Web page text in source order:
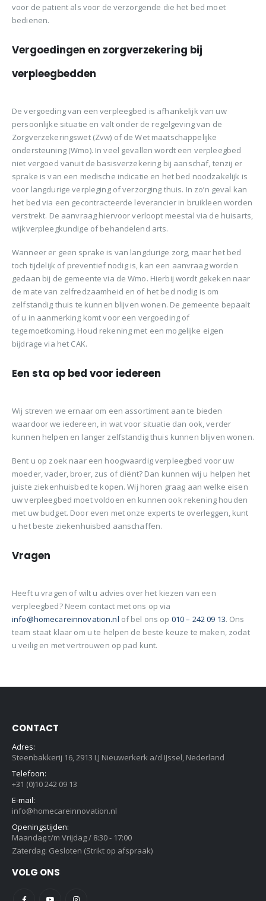
voor de patiënt als voor de verzorgende die het bed moet
bedienen.
Vergoedingen en zorgverzekering bij
verpleegbedden
De vergoeding van een verpleegbed is afhankelijk van uw
persoonlijke situatie en valt onder de regelgeving van de
Zorgverzekeringswet (Zvw) of de Wet maatschappelijke
ondersteuning (Wmo). In veel gevallen wordt een verpleegbed
niet vergoed vanuit de basisverzekering bij aanschaf, tenzij er
sprake is van een medische indicatie en het bed noodzakelijk is
voor langdurige verpleging of verzorging thuis. In zo’n geval kan
het bed via een gecontracteerde leverancier in bruikleen worden
verstrekt. De aanvraag hiervoor verloopt meestal via de huisarts,
wijkverpleegkundige of behandelend arts.
Wanneer er geen sprake is van langdurige zorg, maar het bed
toch tijdelijk of preventief nodig is, kan een aanvraag worden
gedaan bij de gemeente via de Wmo. Hierbij wordt gekeken naar
de mate van zelfredzaamheid en of het bed nodig is om
zelfstandig thuis te kunnen blijven wonen. De gemeente bepaalt
of u in aanmerking komt voor een vergoeding of
tegemoetkoming. Houd rekening met een mogelijke eigen
bijdrage via het CAK.
Een sta op bed voor iedereen
Wij streven we ernaar om een assortiment aan te bieden
waardoor we iedereen, in wat voor situatie dan ook, verder
kunnen helpen en langer zelfstandig thuis kunnen blijven wonen.
Bent u op zoek naar een hoogwaardig verpleegbed voor uw
moeder, vader, broer, zus of cliënt? Dan kunnen wij u helpen het
juiste ziekenhuisbed te kopen. Wij horen graag aan welke eisen
uw verpleegbed moet voldoen en kunnen ook rekening houden
met uw budget. Door even met onze experts te overleggen, kunt
u het beste ziekenhuisbed aanschaffen.
Vragen
Heeft u vragen of wilt u advies over het kiezen van een
verpleegbed? Neem contact met ons op via
info@homecareinnovation.nl of bel ons op 010 – 242 09 13. Ons
team staat klaar om u te helpen de beste keuze te maken, zodat
u veilig en met vertrouwen op pad kunt.
CONTACT
Adres:
Steenbakkerij 16, 2913 LJ Nieuwerkerk a/d IJssel, Nederland
Telefoon:
+31 (0)10 242 09 13
E-mail:
info@homecareinnovation.nl
Openingstijden:
Maandag t/m Vrijdag / 8:30 - 17:00
Zaterdag: Gesloten (Strikt op afspraak)
VOLG ONS